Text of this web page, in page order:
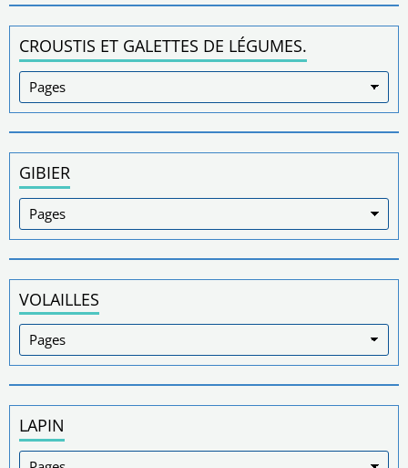
CROUSTIS ET GALETTES DE LÉGUMES.
GIBIER
VOLAILLES
LAPIN